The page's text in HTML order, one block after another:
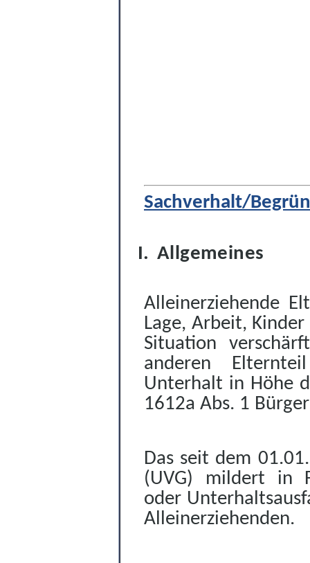
Sachverhalt/
Allgemeines
Alleinerziehende
Lage, Arbeit,
Situation
anderen
Unterhalt in Höhe
1612a Abs. 1
Das seit dem
(UVG) mildert in
oder
Alleinerziehenden.